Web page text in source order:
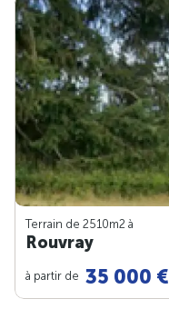
Terrain de 2510m2 à
Rouvray
à partir de 35 000 €